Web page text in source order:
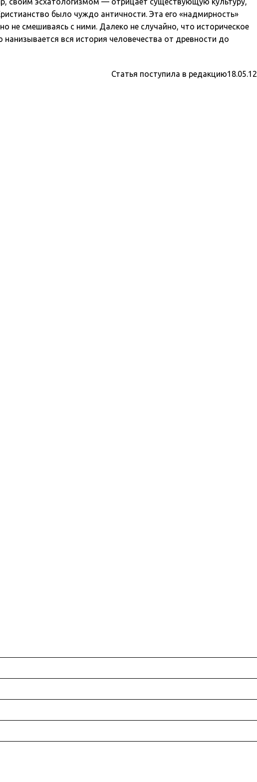
было чуждо античности. Эта его «надмирность»
не смешиваясь с ними. Далеко не случайно, что историческое
вся история человечества от древности до
Статья поступила в редакцию18.05.12